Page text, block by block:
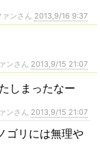
ンさん 2013,9/16 9:37
ンさん 2013,9/15 21:07
しまったなー
ンさん 2013,9/15 21:07
ゴリには無理や